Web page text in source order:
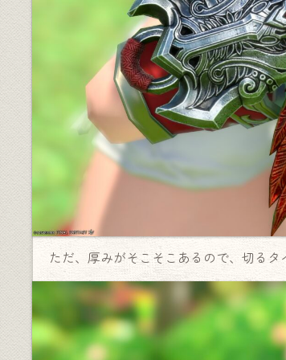
ただ、厚みがそこそこあるので、切るタ